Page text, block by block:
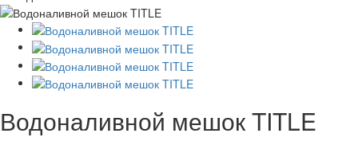
Водоналивной мешок TITLE